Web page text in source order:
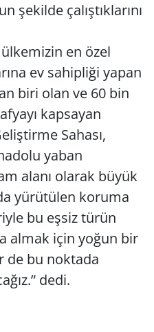
şekilde çalıştıklarını
ülkemizin en özel
ev sahipliği yapan
biri olan ve 60 bin
kapsayan
Sahası,
yaban
alanı olarak büyük
yürütülen koruma
bu eşsiz türün
almak için yoğun bir
de bu noktada
dedi.